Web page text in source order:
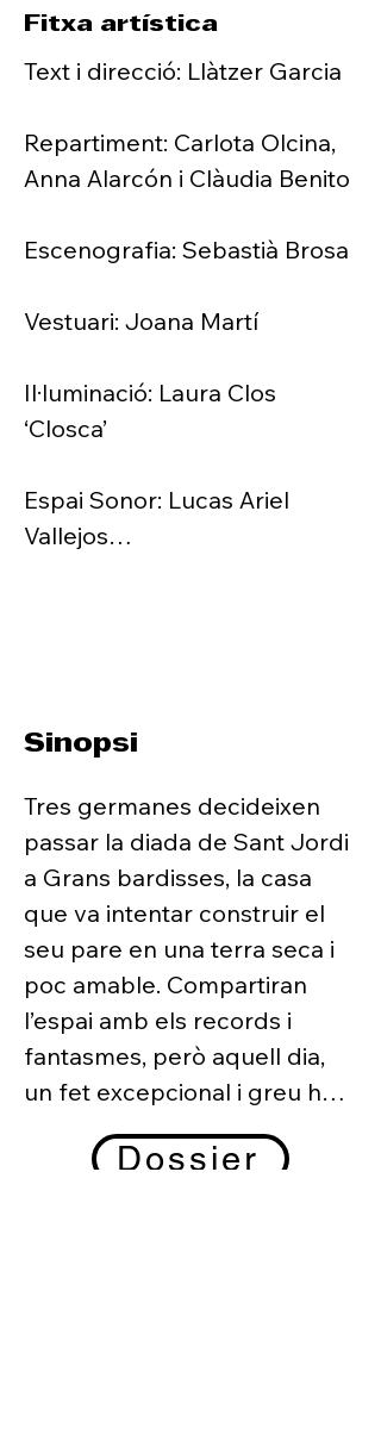
Fitxa artística
Text i direcció: Llàtzer Garcia
Repartiment: Carlota Olcina,
Anna Alarcón i Clàudia Benito
Escenografia: Sebastià Brosa
Vestuari: Joana Martí
Il·luminació: Laura Clos
‘Closca’
Espai Sonor: Lucas Ariel
Vallejos
Rovelló i Júlia Simó Puyo
Agraïments: Maria Casellas,
Joan Yago, Clàudia Cedó,
Bàrbara Mestanza, Sílvia
Artigas i Guillem Rodríguez
Producció: Cassandra
Projectes Artístics, Teatre
lliure, Festival Grec i
Descartable Teatre
Sinopsi
Tres germanes decideixen
passar la diada de Sant Jordi
a Grans bardisses, la casa
que va intentar construir el
seu pare en una terra seca i
poc amable. Compartiran
l’espai amb els records i
fantasmes, però aquell dia,
un fet excepcional i greu ho
capgirarà tot i farà que les
seves vides agafin,
Dossier